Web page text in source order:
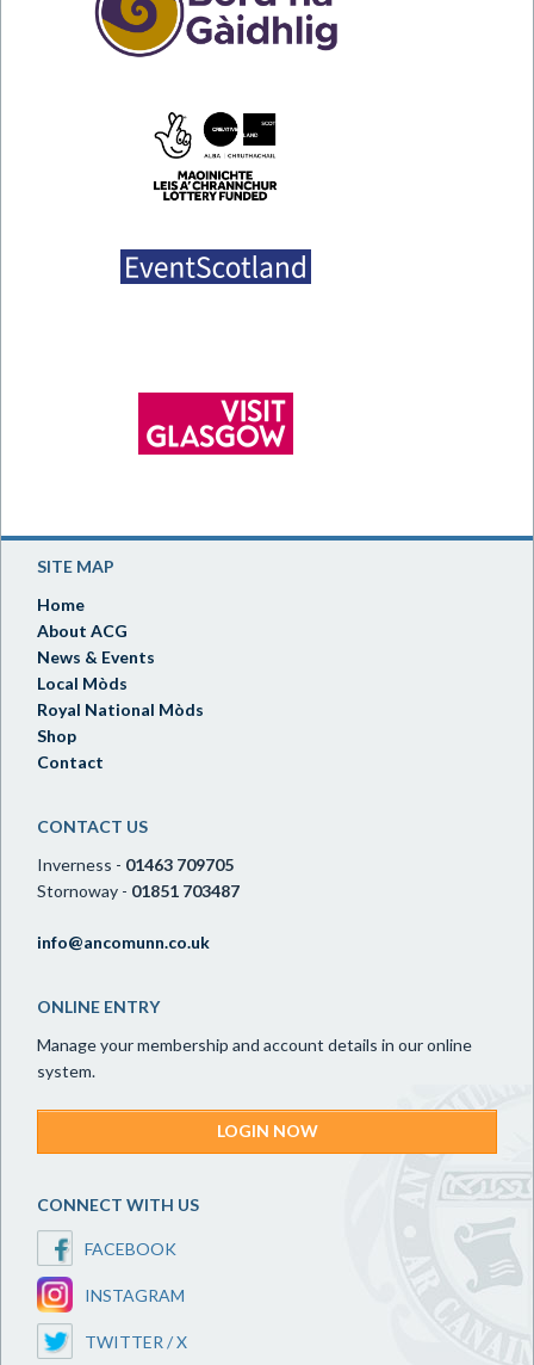
SITE MAP
Home
About ACG
News & Events
Local Mòds
Royal National Mòds
Shop
Contact
CONTACT US
Inverness - 01463 709705
Stornoway - 01851 703487
info@ancomunn.co.uk
ONLINE ENTRY
Manage your membership and account details in our online
system.
LOGIN NOW
CONNECT WITH US
FACEBOOK
INSTAGRAM
TWITTER / X